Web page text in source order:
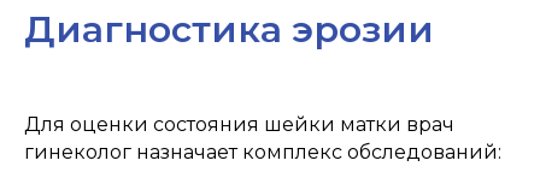
Диагностика эрозии
Для оценки состояния шейки матки врач
гинеколог назначает комплекс обследований: